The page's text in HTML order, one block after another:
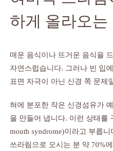
하게 올라오는
매운 음식이나 뜨거운 음식을
자연스럽습니다. 그러나 빈 입
표면 자극이 아닌 신경 쪽 문제
혀에 분포한 작은 신경섬유가
을 만들어 냅니다. 이런 상태를
mouth syndrome)이라고 부릅
쓰라림으로 오시는 분 약 70%